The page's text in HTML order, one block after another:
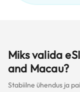
Miks valida
and Macau?
Stabiilne ühendus ja